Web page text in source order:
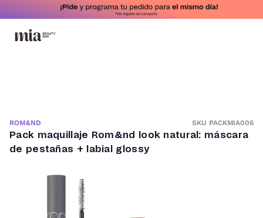
ROM&ND SKU PACKMIA006
Pack maquillaje Rom&nd look natural: máscara
de pestañas + labial glossy